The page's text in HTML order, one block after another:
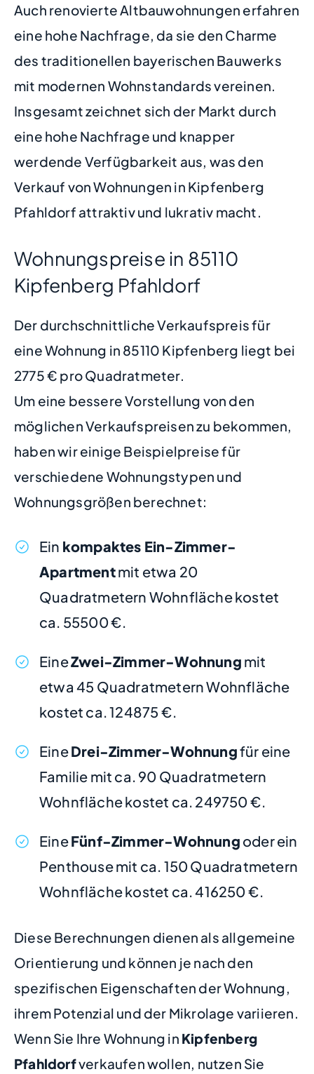
Auch renovierte Altbauwohnungen erfahren
eine hohe Nachfrage, da sie den Charme
des traditionellen bayerischen Bauwerks
mit modernen Wohnstandards vereinen.
Insgesamt zeichnet sich der Markt durch
eine hohe Nachfrage und knapper
werdende Verfügbarkeit aus, was den
Verkauf von Wohnungen in Kipfenberg
Pfahldorf attraktiv und lukrativ macht.
Wohnungspreise in 85110
Kipfenberg Pfahldorf
Der durchschnittliche Verkaufspreis für
eine Wohnung in 85110 Kipfenberg liegt bei
2775 € pro Quadratmeter.
Um eine bessere Vorstellung von den
möglichen Verkaufspreisen zu bekommen,
haben wir einige Beispielpreise für
verschiedene Wohnungstypen und
Wohnungsgrößen berechnet:
Ein kompaktes Ein-Zimmer-
Apartmentmit etwa 20
Quadratmetern Wohnfläche kostet
ca. 55500 €.
EineZwei-Zimmer-Wohnung mit
etwa 45 Quadratmetern Wohnfläche
kostet ca. 124875 €.
EineDrei-Zimmer-Wohnungfür eine
Familie mit ca. 90 Quadratmetern
Wohnfläche kostet ca. 249750 €.
EineFünf-Zimmer-Wohnung oder ein
Penthouse mit ca. 150 Quadratmetern
Wohnfläche kostet ca. 416250 €.
Diese Berechnungen dienen als allgemeine
Orientierung und können je nach den
spezifischen Eigenschaften der Wohnung,
ihrem Potenzial und der Mikrolage variieren.
Wenn Sie Ihre Wohnung in Kipfenberg
Pfahldorfverkaufen wollen, nutzen Sie